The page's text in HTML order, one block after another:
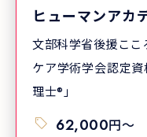
ヒューマンアカ
文部科学省後援こころ検
ケア学術学会認定
理士®」
62,000円〜